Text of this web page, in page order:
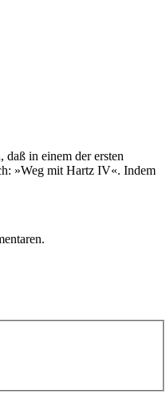
in einem der ersten
»Weg mit Hartz IV«. Indem